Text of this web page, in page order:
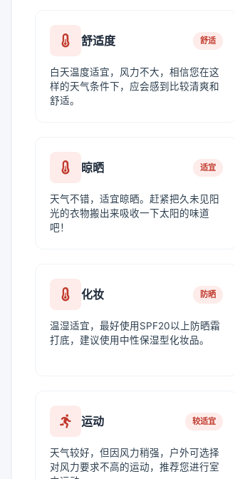
舒适度 舒适
白天温度适宜，风力不大，相信您在这
样的天气条件下，应会感到比较清爽和
舒适。
晾晒 适宜
天气不错，适宜晾晒。赶紧把久未见阳
光的衣物搬出来吸收一下太阳的味道
吧！
化妆 防晒
温湿适宜，最好使用SPF20以上防晒霜
打底，建议使用中性保湿型化妆品。
运动 较适宜
天气较好，但因风力稍强，户外可选择
对风力要求不高的运动，推荐您进行室